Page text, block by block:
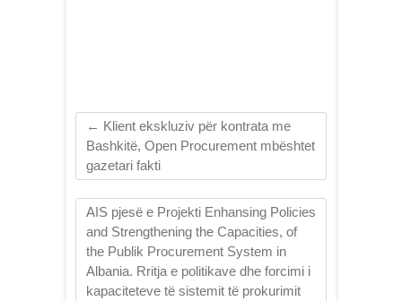
← Klient ekskluziv për kontrata me
Bashkitë, Open Procurement mbështet
gazetari fakti
AIS pjesë e Projekti Enhansing Policies
and Strengthening the Capacities, of
the Publik Procurement System in
Albania. Rritja e politikave dhe forcimi i
kapaciteteve të sistemit të prokurimit